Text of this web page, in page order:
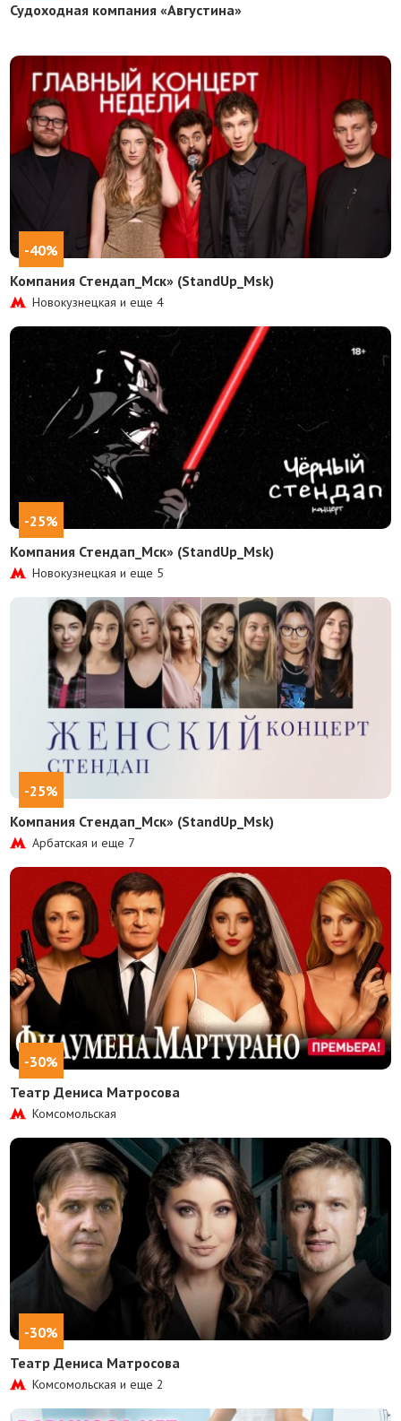
Судоходная компания «Августина»
-40%
Компания Стендап_Мск» (StandUp_Msk)
Новокузнецкая и еще4
-25%
Компания Стендап_Мск» (StandUp_Msk)
Новокузнецкая и еще 5
-25%
Компания Стендап_Мск» (StandUp_Msk)
Арбатская и еще 7
-30%
Театр Дениса Матросова
Комсомольская
-30%
Театр Дениса Матросова
Комсомольская и еще2